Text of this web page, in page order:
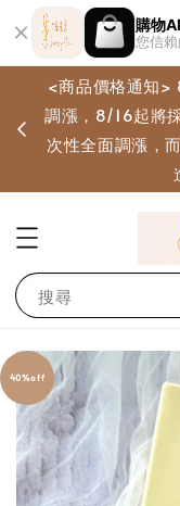
購物
您信
<商品價格通知>
調漲，8/16起將
次性全面調漲，
搜尋
40%off